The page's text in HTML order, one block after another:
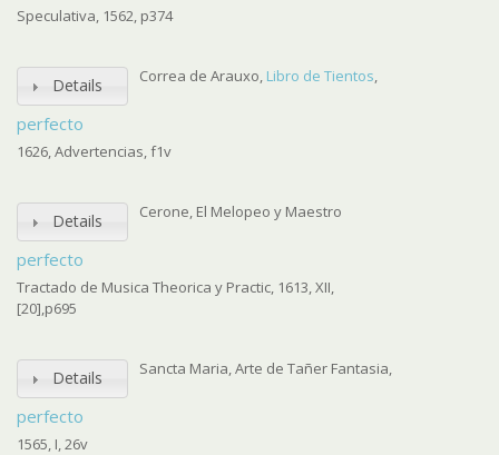
Speculativa, 1562, p374
Details
perfecto
Correa de Arauxo, Libro de Tientos,
1626, Advertencias, f1v
Details
perfecto
Cerone, El Melopeo y Maestro
Tractado de Musica Theorica y Practic, 1613, XII,
[20],p695
Details
perfecto
Sancta Maria, Arte de Tañer Fantasia,
1565, I, 26v